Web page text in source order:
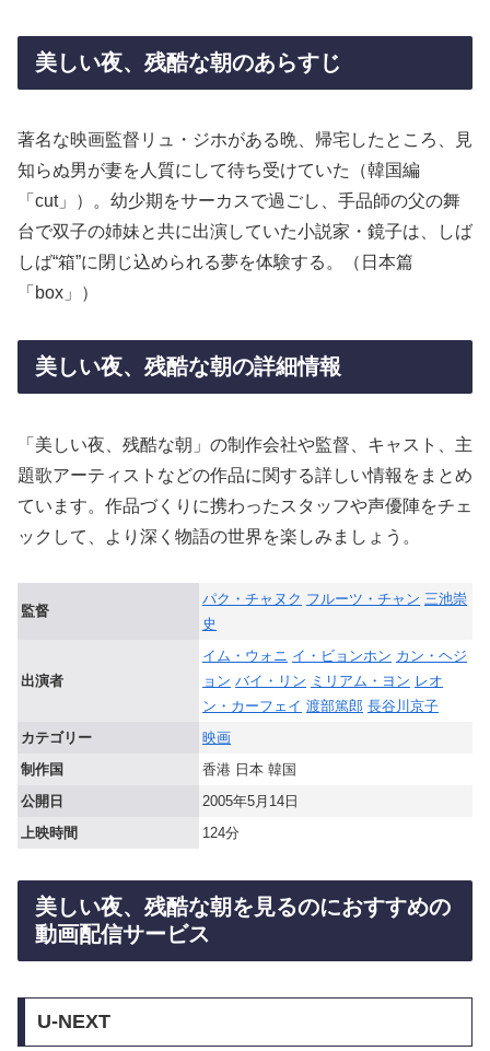
美しい夜、残酷な朝のあらすじ
著名な映画監督リュ・ジホがある晩、帰宅したところ、見
知らぬ男が妻を人質にして待ち受けていた（韓国編
「cut」）。幼少期をサーカスで過ごし、手品師の父の舞
台で双子の姉妹と共に出演していた小説家・鏡子は、しば
しば“箱”に閉じ込められる夢を体験する。（日本篇
「box」）
美しい夜、残酷な朝の詳細情報
「美しい夜、残酷な朝」の制作会社や監督、キャスト、主
題歌アーティストなどの作品に関する詳しい情報をまとめ
ています。作品づくりに携わったスタッフや声優陣をチェ
ックして、より深く物語の世界を楽しみましょう。
監督
パク・チャヌク フルーツ・チャン 三池崇
史
出演者
イム・ウォニ イ・ビョンホン カン・ヘジ
ョン バイ・リン ミリアム・ヨン レオ
ン・カーフェイ 渡部篤郎 長谷川京子
カテゴリー
映画
制作国
香港 日本 韓国
公開日
2005年5月14日
上映時間
124分
美しい夜、残酷な朝を見るのにおすすめの
動画配信サービス
U-NEXT